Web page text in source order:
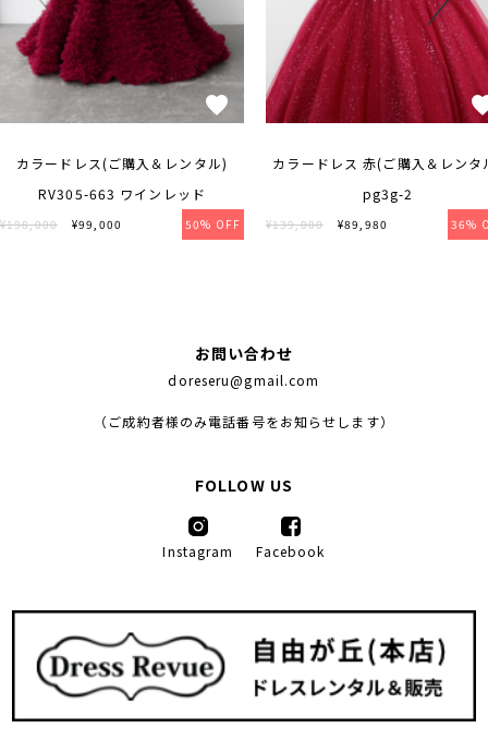
カラードレス(ご購入＆レンタル)
RV305-663 ワインレッド
¥198,000 ¥99,000 50% OFF
カラードレス 赤(ご購入＆レンタ
pg3g-2
¥139,000 ¥89,980 36%
お問い合わせ
doreseru@gmail.com
（ご成約者様のみ電話番号をお知らせします）
FOLLOW US
Instagram Facebook